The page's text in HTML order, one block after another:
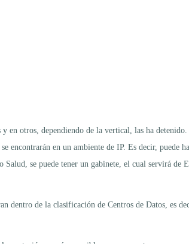
en otros, dependiendo de la vertical, las ha
encontrarán en un ambiente de IP. Es decir,
se puede tener un gabinete, el cual servirá
dentro de la clasificación de Centros de Datos, es